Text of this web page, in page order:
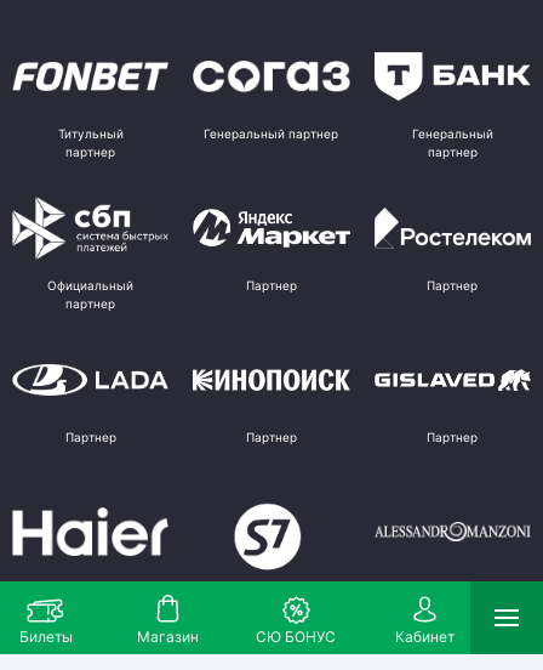
Билеты Магазин СЮ БОНУС Кабинет
Титульный
партнер
Генеральный партнер
Генеральный
партнер
Официальный
партнер
Партнер Партнер
Партнер Партнер Партнер